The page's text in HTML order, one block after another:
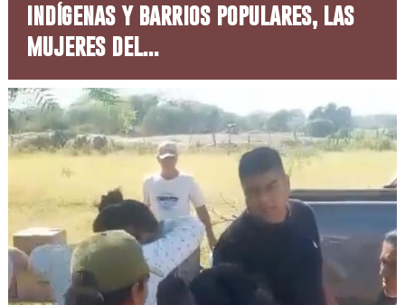
indígenas y barrios populares, las
mujeres del...